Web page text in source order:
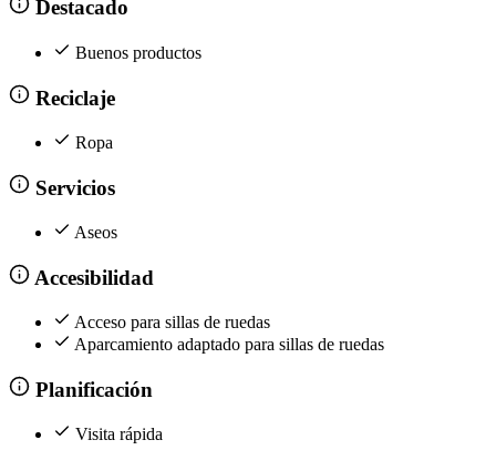
Destacado
Buenos productos
Reciclaje
Ropa
Servicios
Aseos
Accesibilidad
Acceso para sillas de ruedas
Aparcamiento adaptado para sillas de ruedas
Planificación
Visita rápida